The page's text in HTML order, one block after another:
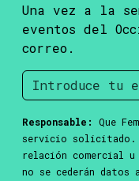
Una vez a la
eventos del
correo.
Responsable: Que
servicio solicitado.
relación comercial
no se cederán